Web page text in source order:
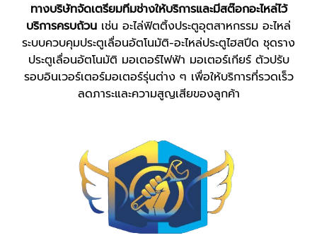
ทางบริษัทจัดเตรียมทีมช่างให้บริการและมีสต๊อกอะไหล่ไว้
บริการครบถ้วน เช่น อะไล่ฟิตติ้งประตูอุตสาหกรรม อะไหล่
ระบบควบคุมประตูเลื่อนอัตโนมัติ-อะไหล่ประตูไฮสปีด ชุดราง
ประตูเลื่อนอัตโนมัติ มอเตอร์ไฟฟ้า มอเตอร์เกียร์ ตัวปรับ
รอบอินเวอร์เตอร์มอเตอร์รุ่นต่าง ๆ เพื่อให้บริการที่รวดเร็ว
ลดภาระและความสูญเสียของลูกค้า